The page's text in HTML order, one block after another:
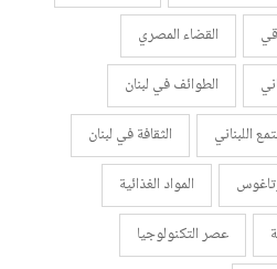
القضاء المصري
الطوائف في لبنان
اللبناني
الثقافة في لبنان
المواد الغذائية
عصر التكنولوجيا